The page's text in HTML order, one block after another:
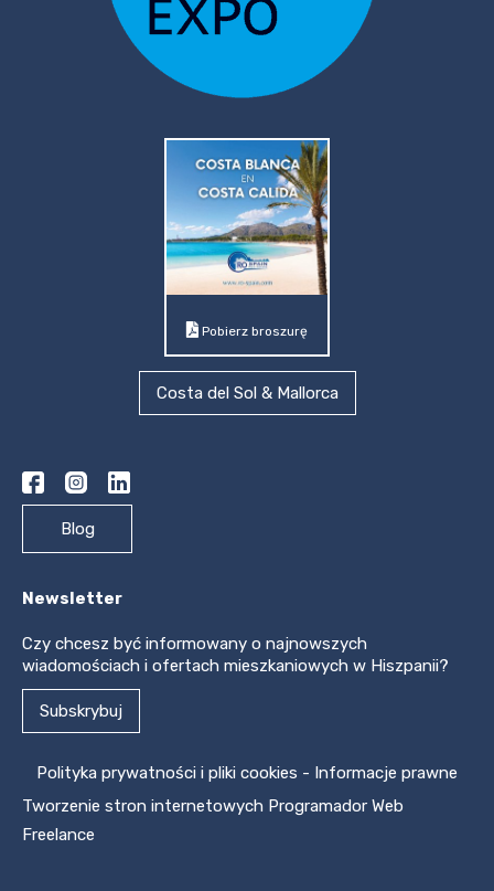
Pobierz broszurę
Costa del Sol & Mallorca
Blog
Newsletter
Czy chcesz być informowany o najnowszych
wiadomościach i ofertach mieszkaniowych w Hiszpanii?
Subskrybuj
Polityka prywatności i pliki cookies - Informacje prawne
Tworzenie stron internetowych Programador Web
Freelance